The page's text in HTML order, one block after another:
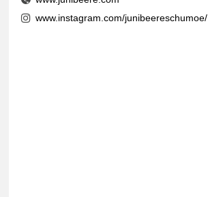
www.instagram.com/junibeereschumoe/